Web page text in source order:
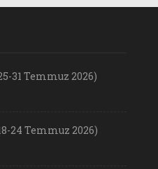
31 Temmuz 2026)
24 Temmuz 2026)